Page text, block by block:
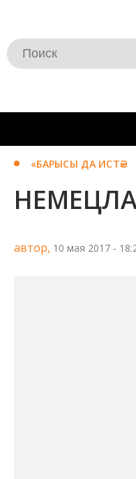
«БАРЫСЫ ДА ИСТӘ»
автор, 10 мая 2017 -